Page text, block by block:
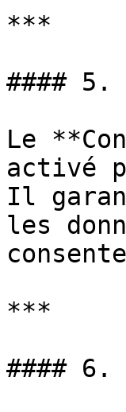
***
#### 5.
Le
activé
Il
les
***
#### 6.